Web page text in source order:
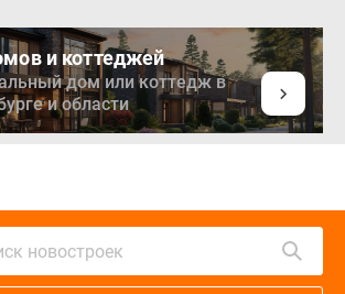
и коттеджей
дом или коттедж в
и области
новостроек